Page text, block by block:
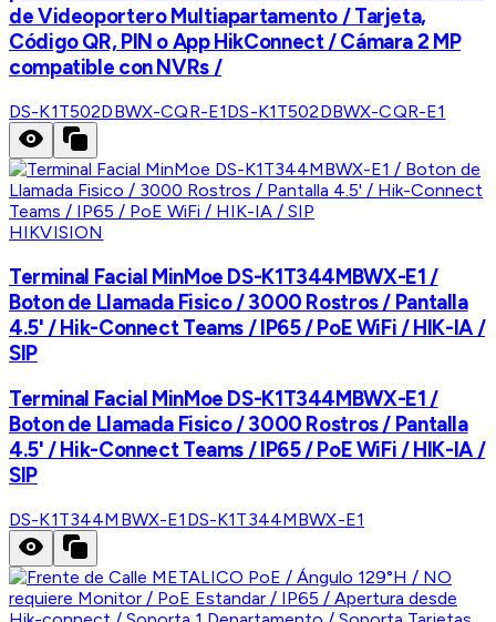
de Videoportero Multiapartamento / Tarjeta,
Código QR, PIN o App HikConnect / Cámara 2 MP
compatible con NVRs /
DS-K1T502DBWX-CQR-E1DS-K1T502DBWX-CQR-E1
HIKVISION
Terminal Facial MinMoe DS-K1T344MBWX-E1 /
Boton de Llamada Fisico / 3000 Rostros / Pantalla
4.5' / Hik-Connect Teams / IP65 / PoE WiFi / HIK-IA /
SIP
Terminal Facial MinMoe DS-K1T344MBWX-E1 /
Boton de Llamada Fisico / 3000 Rostros / Pantalla
4.5' / Hik-Connect Teams / IP65 / PoE WiFi / HIK-IA /
SIP
DS-K1T344MBWX-E1 DS-K1T344MBWX-E1